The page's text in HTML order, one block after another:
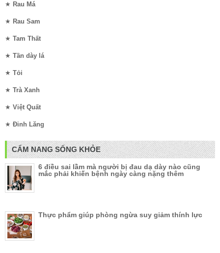
★ Rau Má
★ Rau Sam
★ Tam Thất
★ Tần dày lá
★ Tỏi
★ Trà Xanh
★ Việt Quất
★ Đinh Lăng
CẨM NANG SỐNG KHỎE
6 điều sai lầm mà người bị đau dạ dày nào cũng
mắc phải khiến bệnh ngày càng nặng thêm
Thực phẩm giúp phòng ngừa suy giảm thính lực